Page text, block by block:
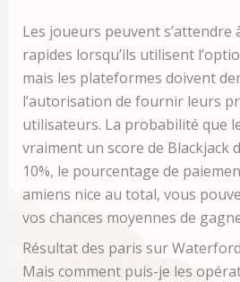
Les joueurs peuvent s’attendre
rapides lorsqu’ils utilisent
mais les plateformes doivent
l’autorisation de fournir leurs
utilisateurs. La probabilité que
vraiment un score de Blackjack
10%, le pourcentage de
amiens nice au total, vous
vos chances moyennes de
Résultat des paris sur
Mais comment puis-je les